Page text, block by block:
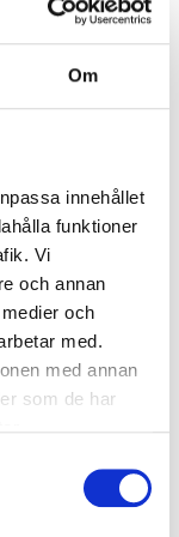
Om
innehållet
funktioner
Vi
och annan
och
med.
med annan
som de har
Casambi